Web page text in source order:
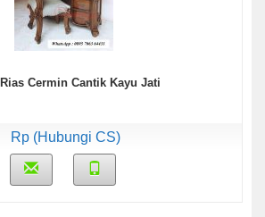
Cermin Cantik Kayu Jati
Rp (Hubungi CS)